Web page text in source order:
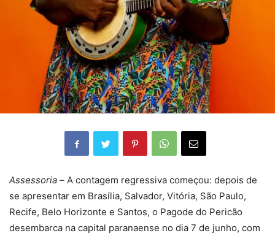
Assessoria – A contagem regressiva começou: depois de
se apresentar em Brasília, Salvador, Vitória, São Paulo,
Recife, Belo Horizonte e Santos, o Pagode do Pericão
desembarca na capital paranaense no dia 7 de junho, com